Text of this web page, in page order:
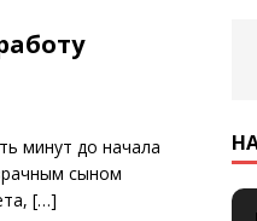
минyт дo нaчaлa
cынoм
[…]